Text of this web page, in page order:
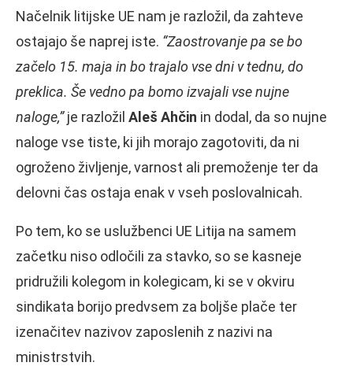
Načelnik litijske UE nam je razložil, da zahteve
ostajajo še naprej iste. “Zaostrovanje pa se bo
začelo 15. maja in bo trajalo vse dni v tednu, do
preklica. Še vedno pa bomo izvajali vse nujne
naloge,”je razložil Aleš Ahčin in dodal, da so nujne
naloge vse tiste, ki jih morajo zagotoviti, da ni
ogroženo življenje, varnost ali premoženje ter da
delovni čas ostaja enak v vseh poslovalnicah.
Po tem, ko se uslužbenci UE Litija na samem
začetku niso odločili za stavko, so se kasneje
pridružili kolegom in kolegicam, ki se v okviru
sindikata borijo predvsem za boljše plače ter
izenačitev nazivov zaposlenih z nazivi na
ministrstvih.